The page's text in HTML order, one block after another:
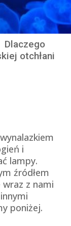
Dlaczego
otchłani
i
lampy.
źródłem
wraz z nami
poniżej.